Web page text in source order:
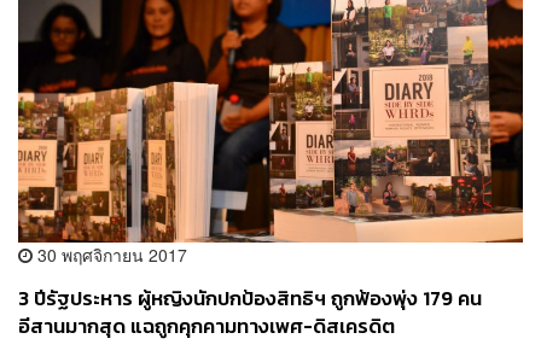
30 พฤศจิกายน 2017
3 ปีรัฐประหาร ผู้หญิงนักปกป้องสิทธิฯ ถูกฟ้องพุ่ง 179 คน
อีสานมากสุด แฉถูกคุกคามทางเพศ-ดิสเครดิต